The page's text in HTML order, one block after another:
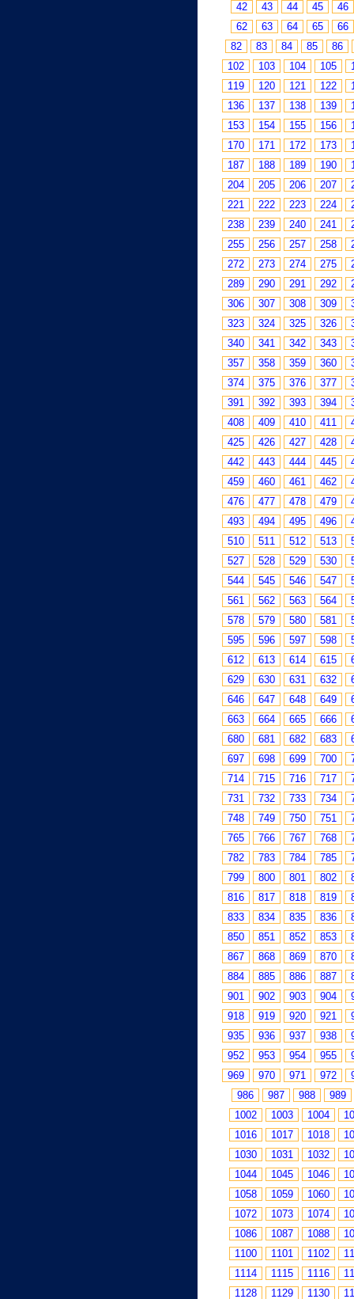
42
43 44 45
46
62
63 64 65
66
82
83 84 85
86
102
103 104 105
119
120 121 122
136
137 138 139
153
154 155 156
170
171 172 173
187
188 189 190
204
205 206 207
221
222 223 224
238
239 240 241
255
256 257 258
272
273 274 275
289
290 291 292
306
307 308 309
323
324 325 326
340
341 342 343
357
358 359 360
374
375 376 377
391
392 393 394
408
409 410 411
425
426 427 428
442
443 444 445
459
460 461 462
476
477 478 479
493
494 495 496
510
511 512 513
527
528 529 530
544
545 546 547
561
562 563 564
578
579 580 581
595
596 597 598
612
613 614 615
629
630 631 632
646
647 648 649
663
664 665 666
680
681 682 683
697
698 699 700
714
715 716 717
731
732 733 734
748
749 750 751
765
766 767 768
782
783 784 785
799
800 801 802
816
817 818 819
833
834 835 836
850
851 852 853
867
868 869 870
884
885 886 887
901
902 903 904
918
919 920 921
935
936 937 938
952
953 954 955
969
970 971 972
986
987 988
989
1002
1003 1004
1016
1017 1018
1030
1031 1032
1044
1045 1046
1058
1059 1060
1072
1073 1074
1086
1087 1088
1100
1101 1102
1114
1115 1116
1128
1129 1130